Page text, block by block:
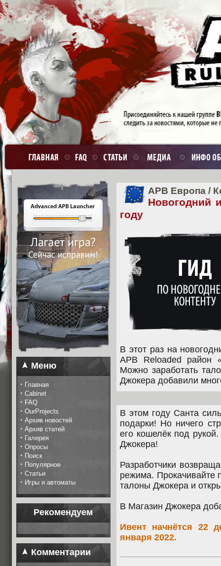
Меню
· Главная
· Cabinet
· FAQ
· OurProjects
· Архив новостей
· Архив статей
· Галерея
· Опросы
· Поиск
· Популярное
· Статьи
· Игры и автоматы
Рекомендуем
Комментарии
APB Европа /
Новогодний
году
В этот раз на
APB Reloaded район
Можно заработать
Джокера добавили
В этом году Санта
подарки! Но ничего
его кошелёк под
Джокера!
Разработчики
режима. Прокачивайте
талоны Джокера и
В Магазин Джокера
Ивент начнётся 22
января 2022.